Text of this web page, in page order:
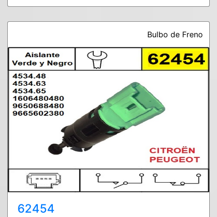
Bulbo de Freno
62454